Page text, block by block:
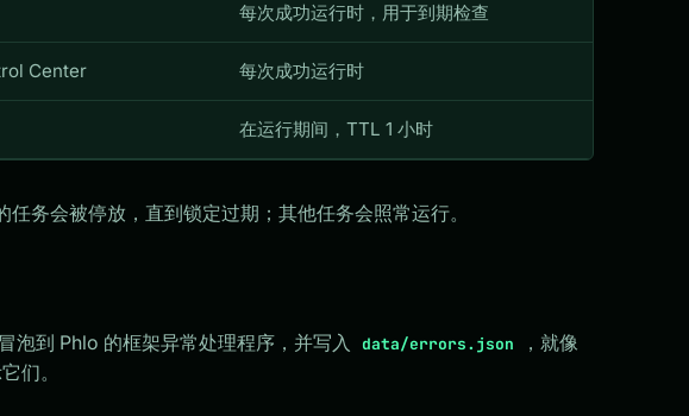
每次成功运行时，用于到期检查
Center 每次成功运行时
在运行期间，TTL 1 小时
务会被停放，直到锁定过期；其他任务会照常运行。
泡到 Phlo 的框架异常处理程序，并写入 data/errors.json
，就像
们。